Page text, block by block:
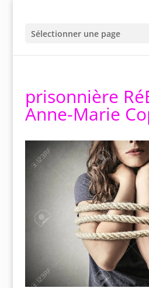
Sélectionner une page
prisonnière
Anne-Marie